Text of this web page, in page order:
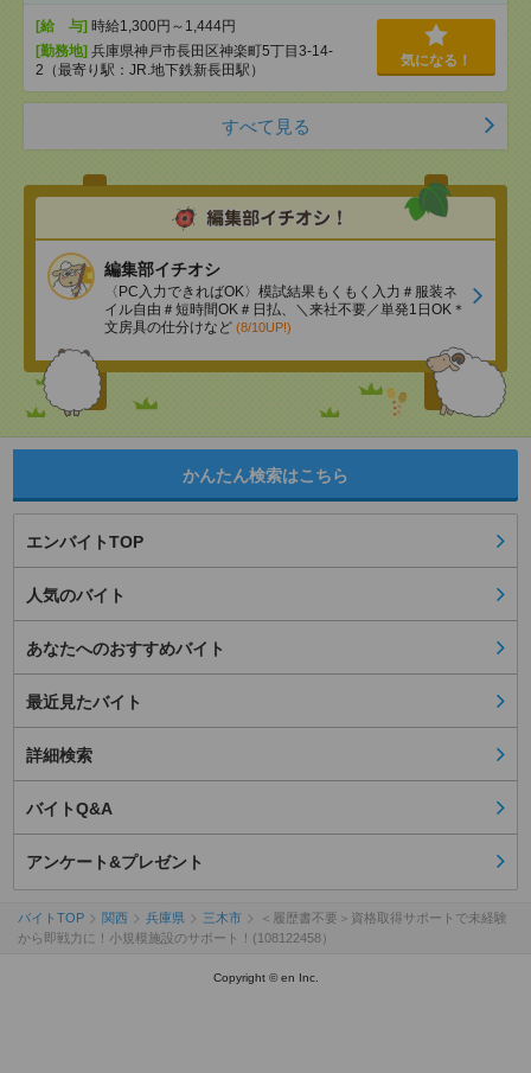
[給 与] 時給1,300円～1,444円
[勤務地] 兵庫県神戸市長田区神楽町5丁目3-14-
2（最寄り駅：JR.地下鉄新長田駅）
気になる！
すべて見る
編集部イチオシ
〈PC入力できればOK〉模試結果もくもく入力＃服装ネ
イル自由＃短時間OK＃日払、＼来社不要／単発1日OK＊
文房具の仕分けなど (8/10UP!)
かんたん検索はこちら
エンバイトTOP
人気のバイト
あなたへのおすすめバイト
最近見たバイト
詳細検索
バイトQ&A
アンケート&プレゼント
バイトTOP 関西 兵庫県 三木市
＜履歴書不要＞資格取得サポートで未経験
から即戦力に！小規模施設のサポート！(108122458）
Copyright © en Inc.